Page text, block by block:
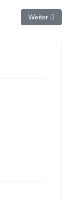
Nächster
Weiter